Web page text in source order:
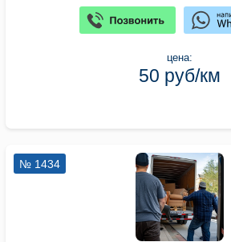
цена:
50 руб/км
№ 1434